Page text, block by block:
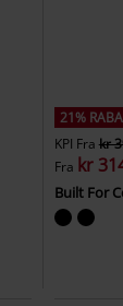
21%
KPI Fra kr
Fra kr
Built For